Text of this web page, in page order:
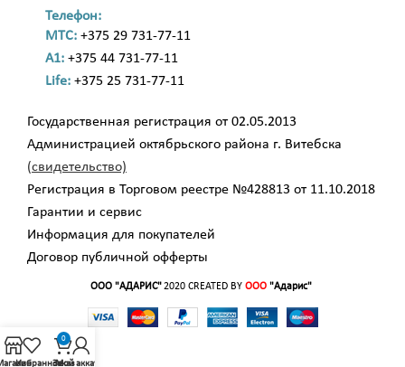
Телефон:
МТС: +375 29 731-77-11
A1: +375 44 731-77-11
Life: +375 25 731-77-11
Государственная регистрация от 02.05.2013
Администрацией октябрьского района г. Витебска
(свидетельство)
Регистрация в Торговом реестре №428813 от 11.10.2018
Гарантии и сервис
Информация для покупателей
Договор публичной офферты
ООО "АДАРИС"2020 CREATED BY ООО "Адарис"
Избранное
0
Заказ
Мой аккаунт